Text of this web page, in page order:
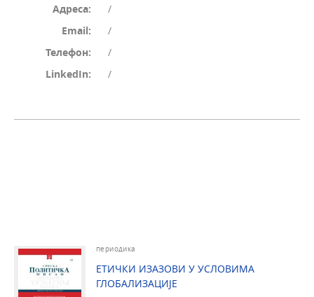
Адреса:
/
Email:
/
Телефон:
/
LinkedIn:
/
периодика
ЕТИЧКИ ИЗАЗОВИ У УСЛОВИМА
ГЛОБАЛИЗАЦИЈЕ